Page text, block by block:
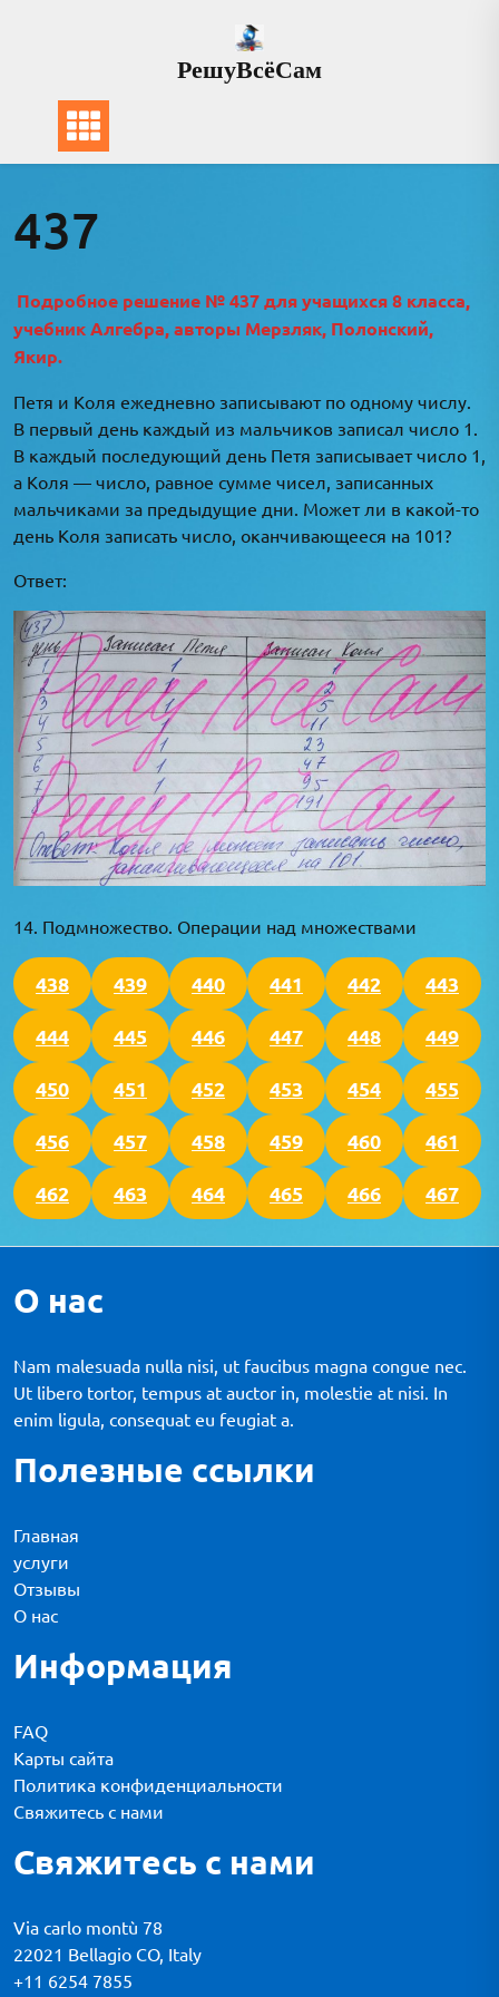
РешуВсёСам
437
Подробное решение № 437 для учащихся 8 класса,
учебник Алгебра, авторы Мерзляк, Полонский,
Якир.
Петя и Коля ежедневно записывают по одному числу.
В первый день каждый из мальчиков записал число 1.
В каждый последующий день Петя записывает число 1,
а Коля — число, равное сумме чисел, записанных
мальчиками за предыдущие дни. Может ли в какой-то
день Коля записать число, оканчивающееся на 101?
Ответ:
14. Подмножество. Операции над множествами
438 439 440 441 442 443
444 445 446 447 448 449
450 451 452 453 454 455
456 457 458 459 460 461
462 463 464 465 466 467
О нас
Nam malesuada nulla nisi, ut faucibus magna congue nec.
Ut libero tortor, tempus at auctor in, molestie at nisi. In
enim ligula, consequat eu feugiat a.
Полезные ссылки
Главная
услуги
Отзывы
О нас
Информация
FAQ
Карты сайта
Политика конфиденциальности
Свяжитесь с нами
Свяжитесь с нами
Via carlo montù 78
22021 Bellagio CO, Italy
+11 6254 7855